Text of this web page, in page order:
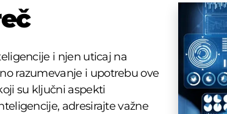
i njen uticaj na
razumevanje i upotrebu ove
su ključni aspekti
adresirajte važne